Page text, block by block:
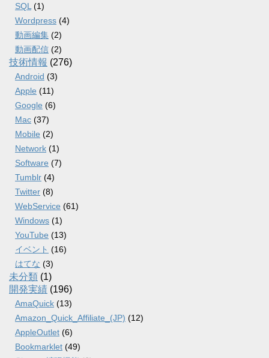
SQL (1)
Wordpress (4)
動画編集 (2)
動画配信 (2)
技術情報 (276)
Android (3)
Apple (11)
Google (6)
Mac (37)
Mobile (2)
Network (1)
Software (7)
Tumblr (4)
Twitter (8)
WebService (61)
Windows (1)
YouTube (13)
イベント (16)
はてな (3)
未分類 (1)
開発実績 (196)
AmaQuick (13)
Amazon_Quick_Affiliate_(JP) (12)
AppleOutlet (6)
Bookmarklet (49)